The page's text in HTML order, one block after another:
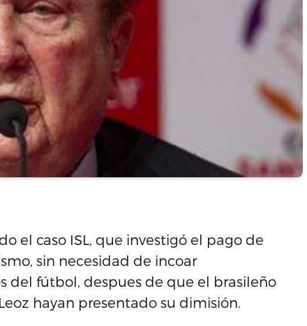
el caso ISL, que investigó el pago de
sin necesidad de incoar
del fútbol, despues de que el brasileño
hayan presentado su dimisión.